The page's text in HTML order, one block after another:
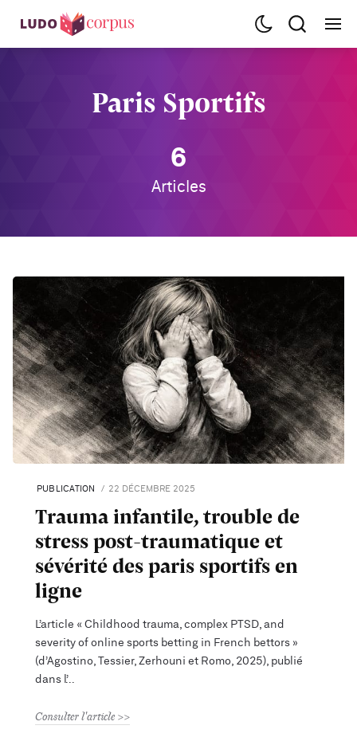
Paris Sportifs
6
Articles
PUBLICATION 22 DÉCEMBRE 2025
Trauma infantile, trouble de
stress post-traumatique et
sévérité des paris sportifs en
ligne
L’article « Childhood trauma, complex PTSD, and
severity of online sports betting in French bettors »
(d’Agostino, Tessier, Zerhouni et Romo, 2025), publié
dans l’
Consulter l'article